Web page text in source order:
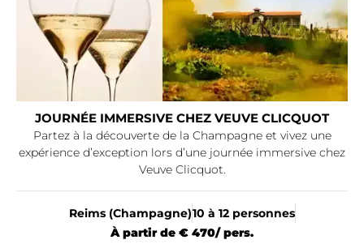
JOURNÉE IMMERSIVE CHEZ VEUVE CLICQUOT
Partez à la découverte de la Champagne et vivez une
expérience d’exception lors d’une journée immersive chez
Veuve Clicquot.
Reims (Champagne)10 à 12 personnes
À partir de € 470/ pers.